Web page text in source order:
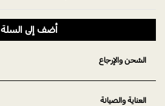
أضف إلى السلة
الشحن والإرجاع
العناية والصيانة